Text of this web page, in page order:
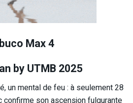
Max 4
by UTMB 2025
un mental de feu : à seulement 28
confirme son ascension fulgurante